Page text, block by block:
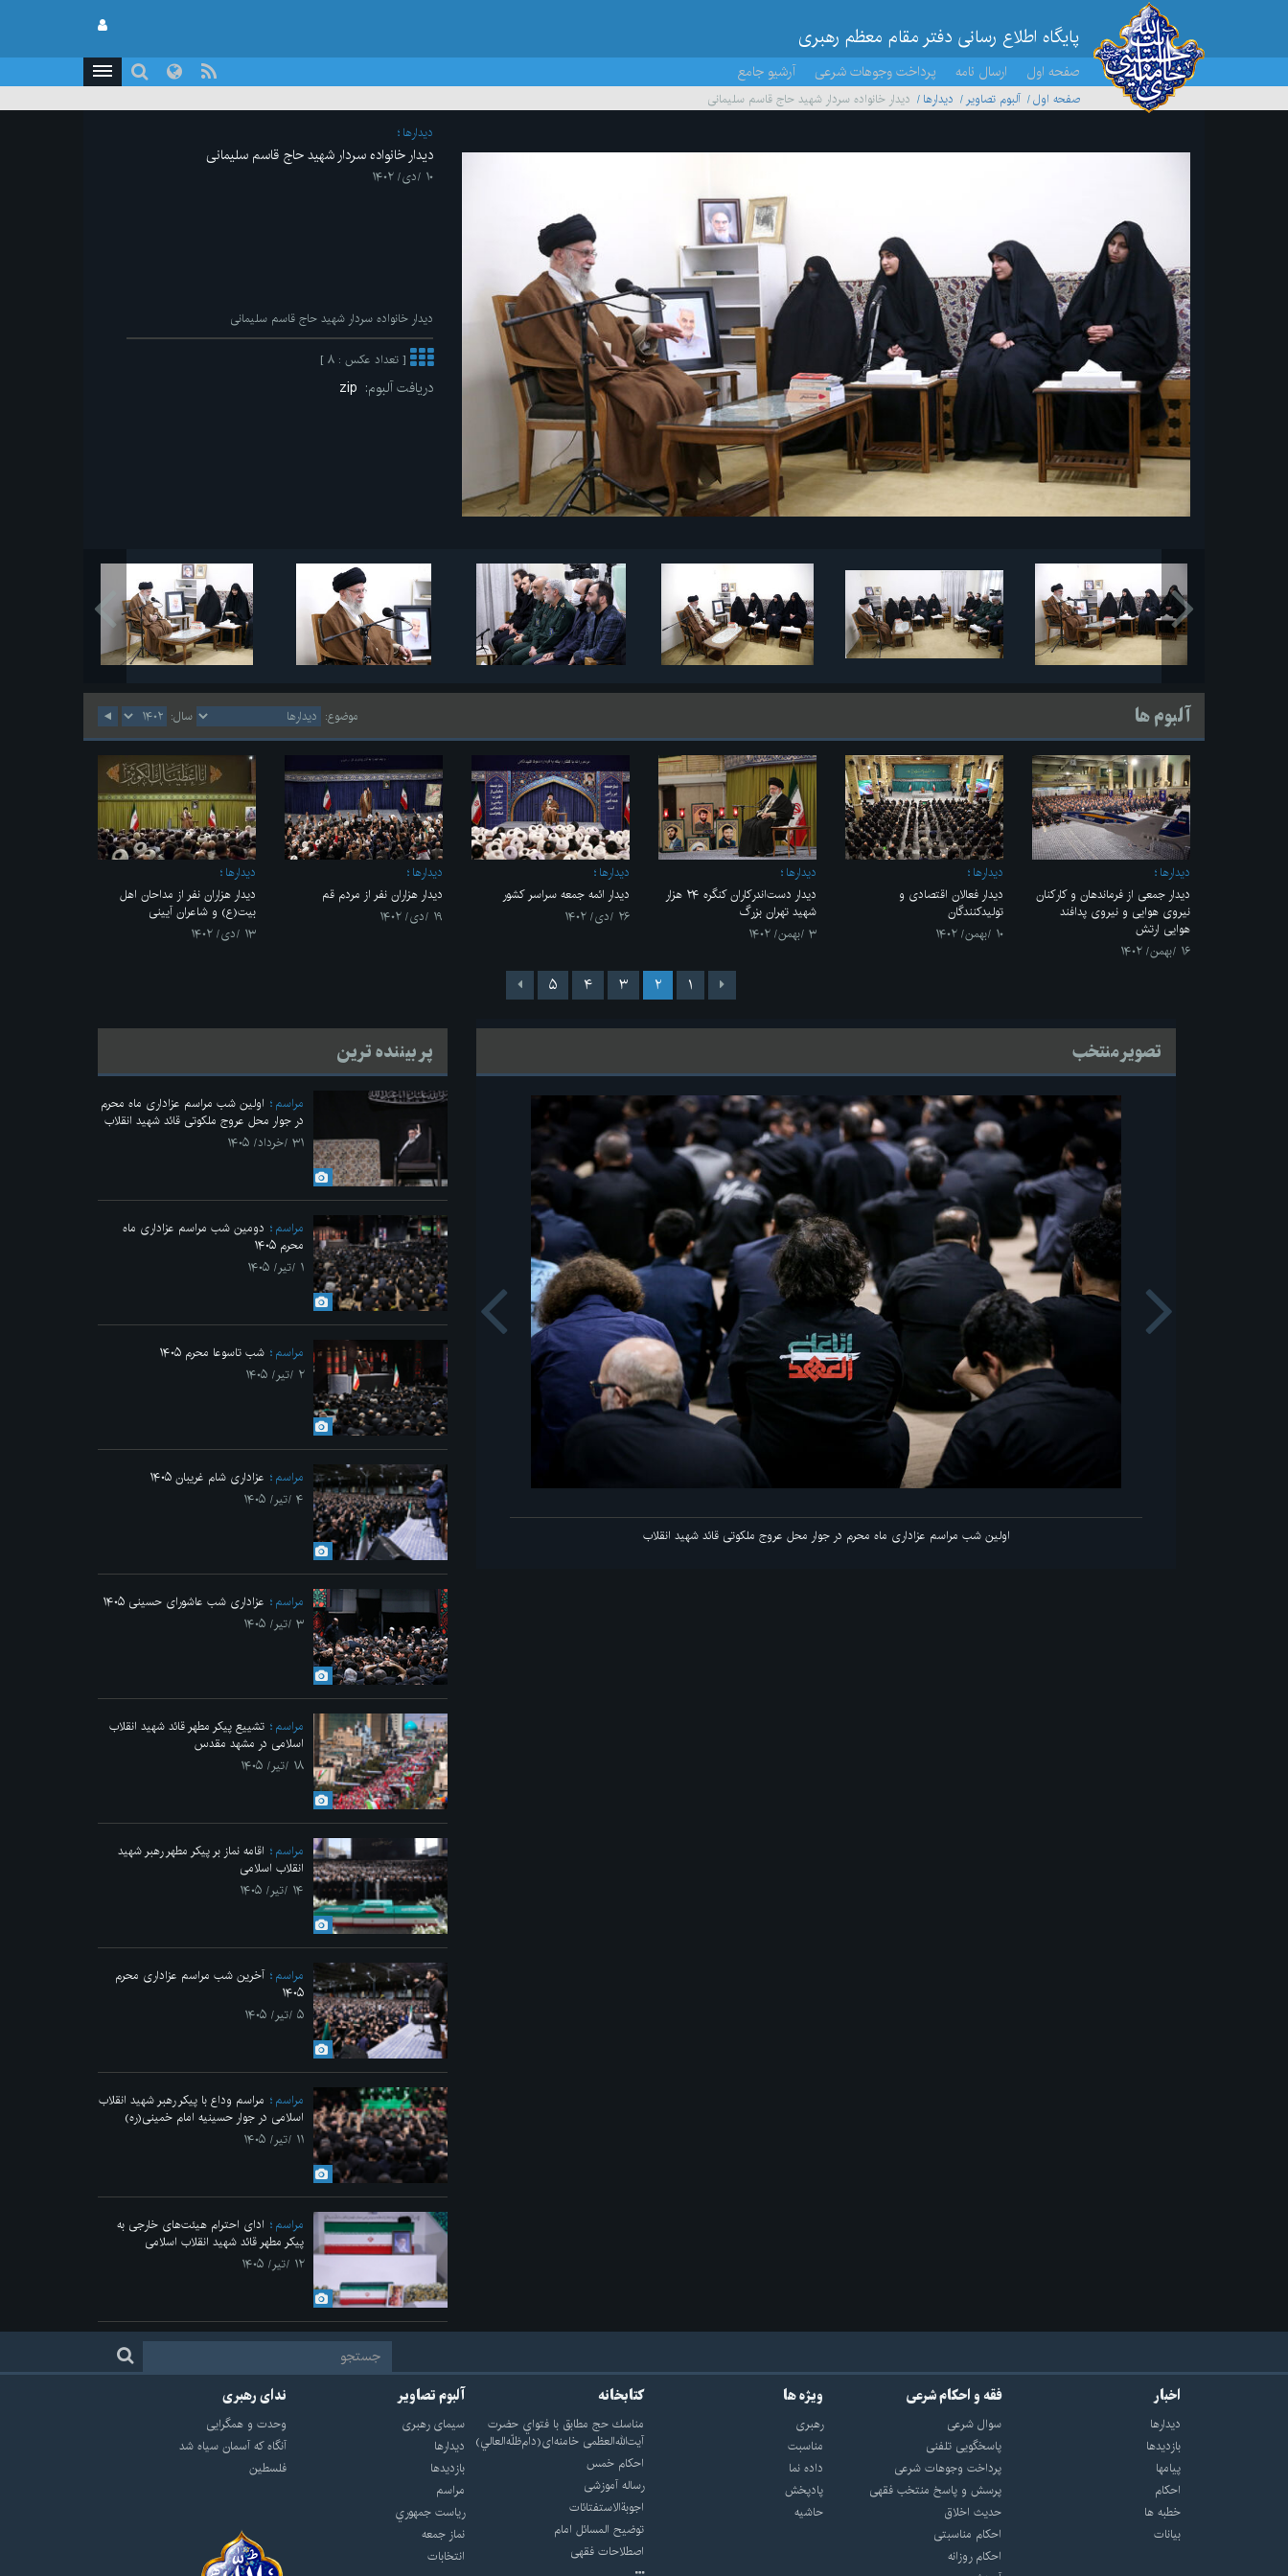
پایگاه اطلاع رسانی دفتر مقام معظم رهبری
صفحه اول ارسال نامه پرداخت وجوهات شرعی آرشیو جامع
صفحه اول آلبوم تصاویر ديدارها
دیدار خانواده سردار شهید حاج قاسم سلیمانی
ديدارها
دیدار خانواده سردار شهید حاج قاسم سلیمانی
۱۰ /دی/ ۱۴۰۲
دیدار خانواده سردار شهید حاج قاسم سلیمانی
[ تعداد عکس : ۸ ]
دریافت آلبوم:
آلبوم ها موضوع: سال:
ديدارها
دیدار جمعی از فرماندهان و کارکنان
نیروی هوایی و نیروی پدافند
هوایی ارتش
۱۶ /بهمن/ ۱۴۰۲
ديدارها
دیدار فعالان اقتصادی و
تولیدکنندگان
۱۰ /بهمن/ ۱۴۰۲
ديدارها
دیدار دست‌اندرکاران کنگره ۲۴ هزار
شهید تهران بزرگ
۳ /بهمن/ ۱۴۰۲
ديدارها
دیدار ائمه جمعه سراسر کشور
۲۶ /دی/ ۱۴۰۲
ديدارها
دیدار هزاران نفر از مردم قم
۱۹ /دی/ ۱۴۰۲
ديدارها
دیدار هزاران نفر از مداحان اهل
بیت(ع) و شاعران آیینی
۱۳ /دی/ ۱۴۰۲
۱ ۲ ۳ ۴ ۵
تصویر منتخب
اولین شب مراسم عزاداری ماه محرم در جوار محل عروج ملکوتی قائد شهید انقلاب
Previous Next
پر بیننده ترین
مراسم
اولین شب مراسم عزاداری ماه محرم
در جوار محل عروج ملکوتی قائد شهید انقلاب
۳۱ /خرداد/ ۱۴۰۵
مراسم
دومین شب مراسم عزاداری ماه
محرم ۱۴۰۵
۱ /تیر/ ۱۴۰۵
مراسم
شب تاسوعا محرم ۱۴۰۵
۲ /تیر/ ۱۴۰۵
مراسم
عزاداری شام غریبان ۱۴۰۵
۴ /تیر/ ۱۴۰۵
مراسم
عزاداری شب عاشورای حسینی ۱۴۰۵
۳ /تیر/ ۱۴۰۵
مراسم
تشییع پیکر مطهر قائد شهید انقلاب
اسلامی در مشهد مقدس
۱۸ /تیر/ ۱۴۰۵
مراسم
اقامه نماز بر پیکر مطهر رهبر شهید
انقلاب اسلامی
۱۴ /تیر/ ۱۴۰۵
مراسم
آخرین شب مراسم عزاداری محرم
۱۴۰۵
۵ /تیر/ ۱۴۰۵
مراسم
مراسم وداع با پیکر رهبر شهید انقلاب
اسلامی در جوار حسینیه امام خمینی(ره)
۱۱ /تیر/ ۱۴۰۵
مراسم
ادای احترام هیئت‌های خارجی به
پیکر مطهر قائد شهید انقلاب اسلامی
۱۲ /تیر/ ۱۴۰۵
اخبار
دیدارها
بازديدها
پيامها
احكام
خطبه ها
بیانات
فقه و احکام شرعی
سوال شرعی
پاسخگویی تلفنی
پرداخت وجوهات شرعی
پرسش و پاسخ منتخب فقهی
حدیث اخلاق
احکام مناسبتی
احکام روزانه
ویژه ها
رهبری
مناسبت
داده نما
پادپخش
حاشیه
کتابخانه
مناسك حج مطابق با فتواي حضرت
آيت‌الله‌العظمى خامنه‌اى(دام‌ظلّه‌العالي)
احکام خمس
رساله آموزشی
اجوبة‌الاستفتائات
توضيح المسائل امام
اصطلاحات فقهى
آلبوم تصاویر
سيماى رهبرى
ديدارها
بازديدها
مراسم
رياست جمهوري
نماز جمعه
انتخابات
ندای رهبری
وحدت و همگرایی
آنگاه که آسمان سیاه شد
فلسطین